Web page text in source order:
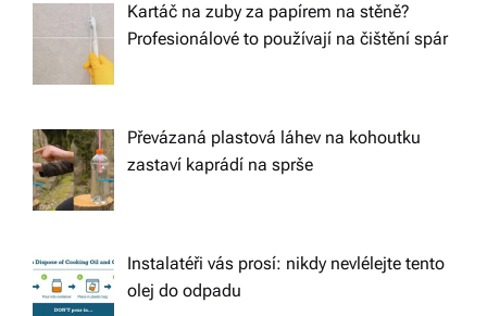
Kartáč na zuby za papírem na stěně?
Profesionálové to používají na čištění spár
Převázaná plastová láhev na kohoutku
zastaví kaprádí na sprše
Instalatéři vás prosí: nikdy nevlélejte tento
olej do odpadu